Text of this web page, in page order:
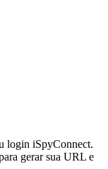
login iSpyConnect.
gerar sua URL e